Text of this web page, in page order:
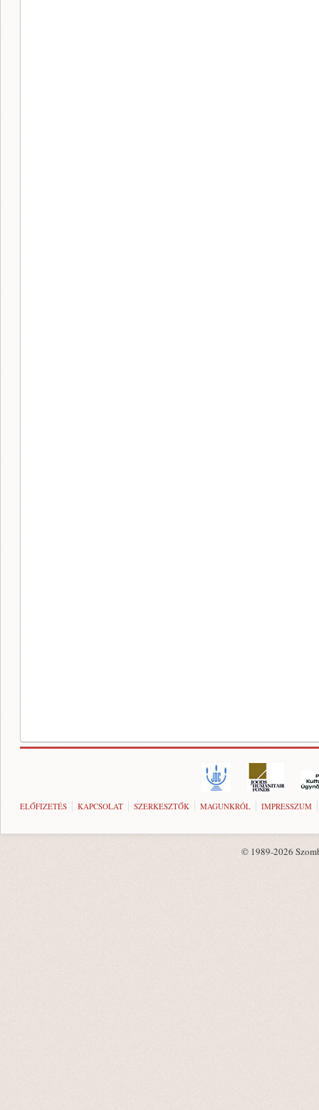
ELŐFIZETÉS KAPCSOLAT SZERKESZTŐK MAGUNKRÓL IMPRESSZUM
© 1989-2026